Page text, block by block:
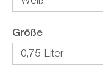
Größeauswählen